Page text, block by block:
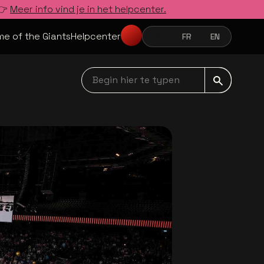
Meer info vind je in het helpcenter.
of the GiantsHelpcenter NEDERLANDSFRANÇAIS
FR ENGLISH
EN
Begin hier te typen navbar